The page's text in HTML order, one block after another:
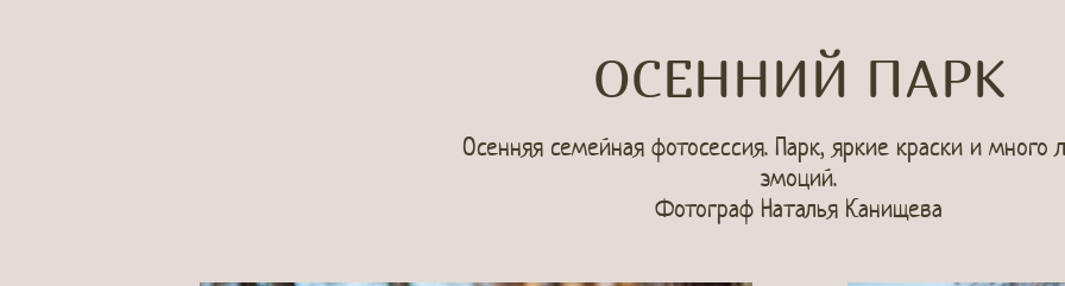
ОСЕННИЙ ПАРК
Осенняя семейная фотосессия. Парк, яркие краски и много
эмоций.
Фотограф Наталья Канищева